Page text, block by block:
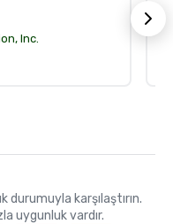
Inc.
karşılaştırın.
uygunluk vardır.